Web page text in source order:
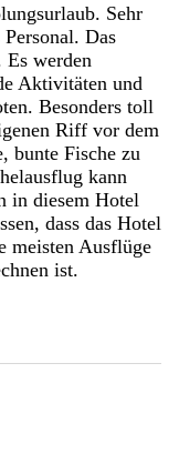
Sehr
Das
Es werden
Aktivitäten und
Besonders toll
Riff vor dem
bunte Fische zu
kann
in diesem Hotel
dass das Hotel
meisten Ausflüge
ist.